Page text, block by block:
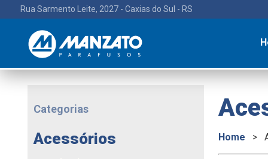
Rua Sarmento Leite, 2027 - Caxias do Sul - RS
Home >
Categorias
Acessórios